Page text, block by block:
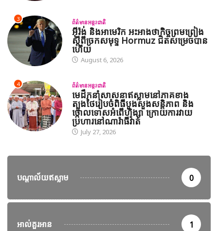
3 ព័ត៌មានអន្តរជាតិ
អ៊ីរ៉ង់ និងអាមេរិក អះអាងថាកិច្ចព្រមព្រៀង
ស្តីពីច្រកសមុទ្ទ Hormuz ជិតសម្រេចបាន
ហើយ
August 6, 2026
4 ព័ត៌មានអន្តរជាតិ
មេដឹកនាំសាសនាឥស្លាមនៅភាគខាង
ត្បូងថៃរៀបចំពិធីបួងសួងសន្តិភាព និង
ថ្កោលទោសអំពើហិង្សា ក្រោយការវាយ
ប្រហារនៅណារ៉ាធីវ៉ាត់
July 27, 2026
បណ្តាល័យឥស្លាម 0
អាល់គួរអាន 1